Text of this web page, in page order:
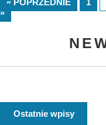
»
Ostatnie wpisy